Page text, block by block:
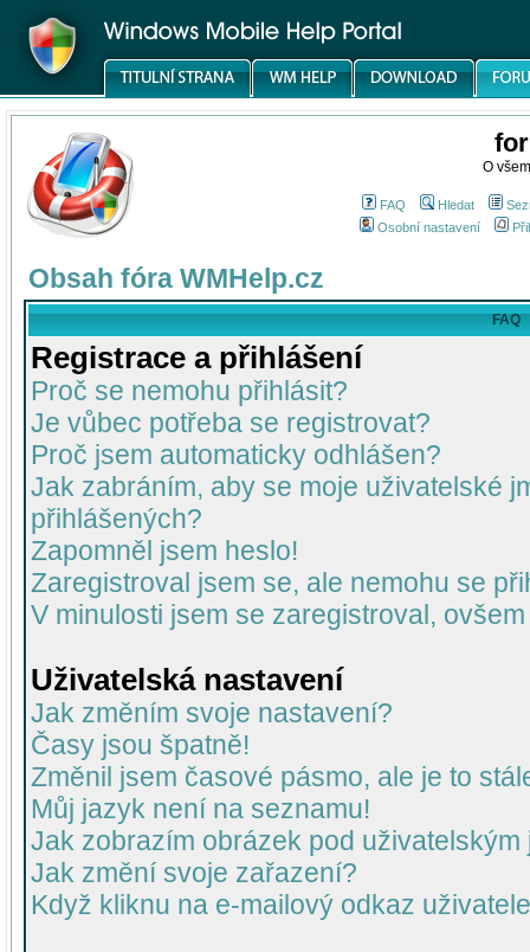
O
FAQ Hledat
Osobní nastavení
Obsah fóra WMHelp.cz
FAQ
Registrace a přihlášení
Proč se nemohu přihlásit?
Je vůbec potřeba se registrovat?
Proč jsem automaticky odhlášen?
Jak zabráním, aby se moje uživatelské
přihlášených?
Zapomněl jsem heslo!
Zaregistroval jsem se, ale nemohu se
V minulosti jsem se zaregistroval,
Uživatelská nastavení
Jak změním svoje nastavení?
Časy jsou špatně!
Změnil jsem časové pásmo, ale je to
Můj jazyk není na seznamu!
Jak zobrazím obrázek pod uživatelským
Jak změní svoje zařazení?
Když kliknu na e-mailový odkaz